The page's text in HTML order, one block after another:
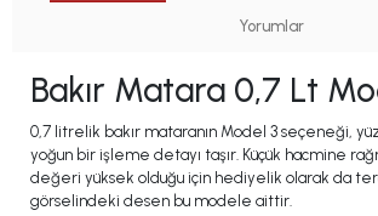
Yorumlar
Bakır Matara 0,7 Lt
0,7 litrelik bakır mataranın Model 3 seçeneği,
yoğun bir işleme detayı taşır. Küçük hacmine
değeri yüksek olduğu için hediyelik olarak da
görselindeki desen bu modele aittir.